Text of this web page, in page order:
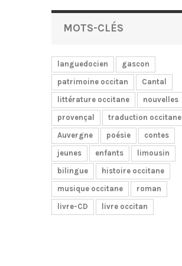
MOTS-CLÉS
languedocien
gascon
patrimoine occitan
Cantal
littérature occitane
nouvelles
provençal
traduction occitane
Auvergne
poésie
contes
jeunes
enfants
limousin
bilingue
histoire occitane
musique occitane
roman
livre-CD
livre occitan